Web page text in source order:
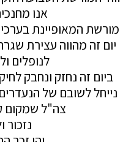
אנו
מורשת המאופיינת
יום זה מהווה עצירת
לנופלים
ביום זה נחזק ונחבק
נייחל לשובם של
צה"ל שמקום
נזכור